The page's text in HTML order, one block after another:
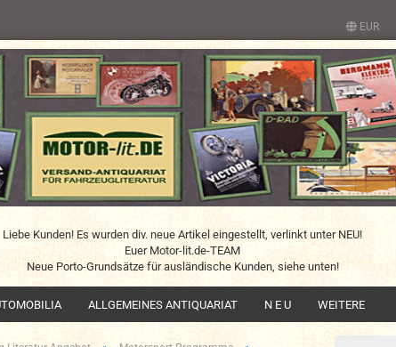
EUR
Liebe Kunden! Es wurden div. neue Artikel eingestellt, verlinkt unter NEU!
Euer Motor-lit.de-TEAM
Neue Porto-Grundsätze für ausländische Kunden, siehe unten!
ALLGEMEINES ANTIQUARIAT N E U WEITERE